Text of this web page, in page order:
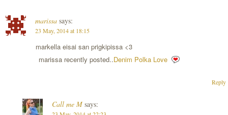
marissa says:
23 May, 2014 at 18:15
markella eisai san prigkipissa <3
marissa recently posted..Denim Polka Love
Reply
Call me M says: